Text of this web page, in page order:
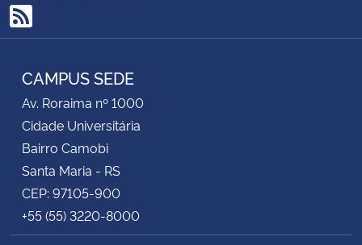
RSS
CAMPUS SEDE
Av. Roraima nº 1000
Cidade Universitária
Bairro Camobi
Santa Maria - RS
CEP: 97105-900
+55 (55) 3220-8000